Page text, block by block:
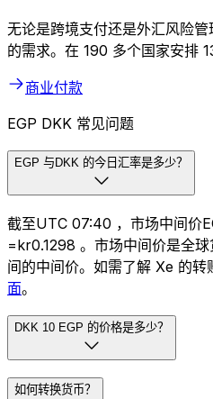
无论是跨境支付还是外汇风险
的需求。在 190 多个国家安排
商业付款
EGP DKK 常见问题
EGP 与DKK 的今日汇率是多少？
截至UTC 07:40 ，市场中间价
=kr0.1298 。市场中间价是全
间的中间价。如需了解 Xe 的
面。
DKK 10 EGP 的价格是多少？
如何转换货币？